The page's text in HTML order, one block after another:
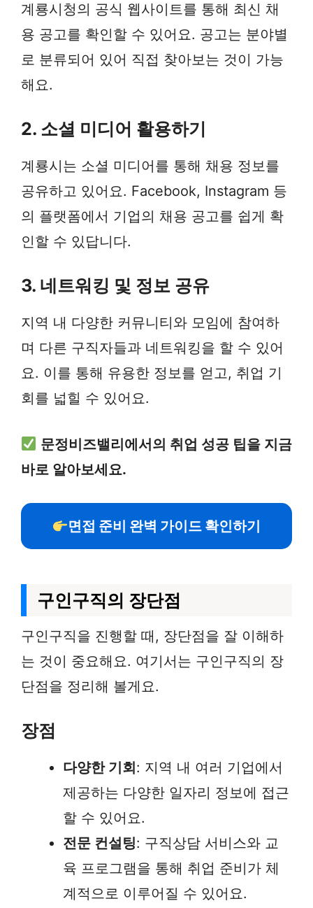
계룡시청의 공식 웹사이트를 통해 최신 채
용 공고를 확인할 수 있어요. 공고는 분야별
로 분류되어 있어 직접 찾아보는 것이 가능
해요.
2. 소셜 미디어 활용하기
계룡시는 소셜 미디어를 통해 채용 정보를
공유하고 있어요. Facebook, Instagram 등
의 플랫폼에서 기업의 채용 공고를 쉽게 확
인할 수 있답니다.
3. 네트워킹 및 정보 공유
지역 내 다양한 커뮤니티와 모임에 참여하
며 다른 구직자들과 네트워킹을 할 수 있어
요. 이를 통해 유용한 정보를 얻고, 취업 기
회를 넓힐 수 있어요.
문정비즈밸리에서의 취업 성공 팁을 지금
바로 알아보세요.
면접 준비 완벽 가이드 확인하기
구인구직의 장단점
구인구직을 진행할 때, 장단점을 잘 이해하
는 것이 중요해요. 여기서는 구인구직의 장
단점을 정리해 볼게요.
장점
다양한 기회: 지역 내 여러 기업에서
제공하는 다양한 일자리 정보에 접근
할 수 있어요.
전문 컨설팅: 구직상담 서비스와 교
육 프로그램을 통해 취업 준비가 체
계적으로 이루어질 수 있어요.